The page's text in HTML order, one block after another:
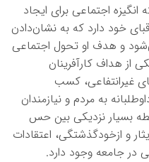
اجتماعی برای ایجاد
خود دارد که به نشان‌دادن
و هدف او تحول اجتماعی
هداف کارآفرینان
غیرانتفاعی، کسب
به مردم و نیازمندان
بسیار نزدیکی بین حس
و ازخودگذشتگی، اعتقادات
در جامعه وجود دارد.